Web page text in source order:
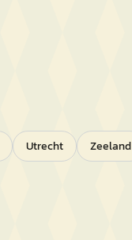
Utrecht Zeeland